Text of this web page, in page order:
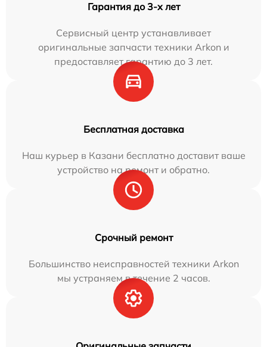
Гарантия до 3-х лет
Сервисный центр устанавливает
оригинальные запчасти техники Arkon и
предоставляет гарантию до 3 лет.
Бесплатная доставка
Наш курьер в Казани бесплатно доставит ваше
устройство на ремонт и обратно.
Срочный ремонт
Большинство неисправностей техники Arkon
мы устраняем в течение 2 часов.